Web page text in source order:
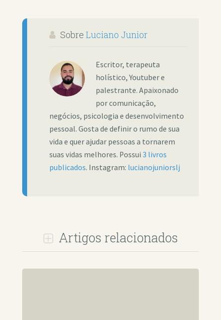
Sobre Luciano Junior
Escritor, terapeuta
holístico, Youtuber e
palestrante. Apaixonado
por comunicação,
negócios, psicologia e desenvolvimento
pessoal. Gosta de definir o rumo de sua
vida e quer ajudar pessoas a tornarem
suas vidas melhores. Possui 3 livros
publicados. Instagram: lucianojuniorslj
Artigos relacionados